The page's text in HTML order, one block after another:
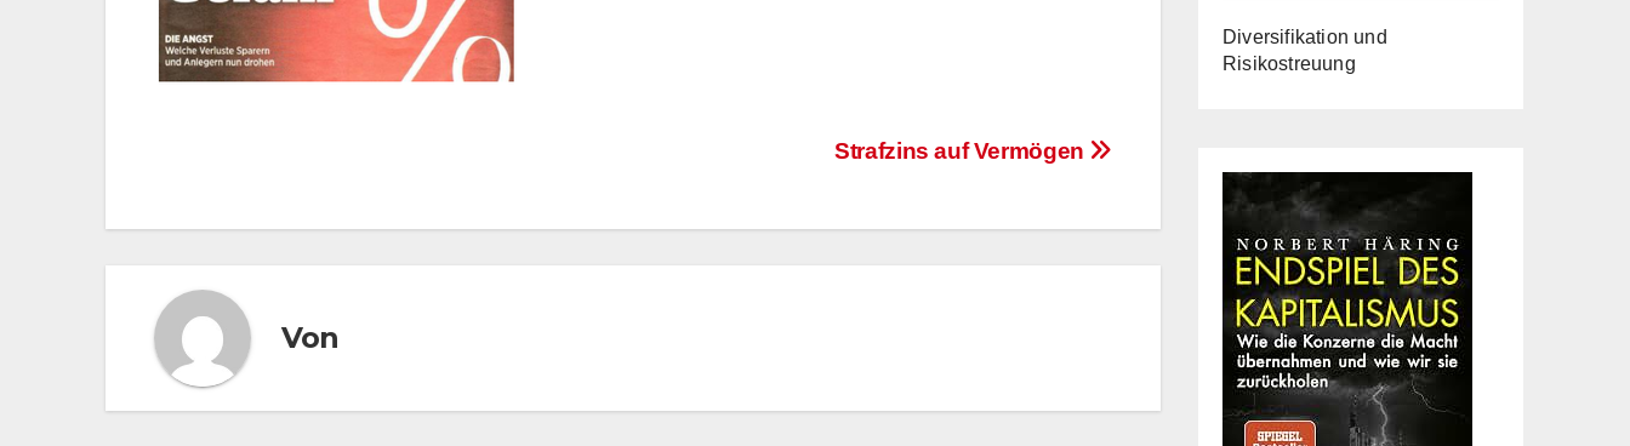
Strafzins auf Vermögen
Von
Diversifikation und
Risikostreuung